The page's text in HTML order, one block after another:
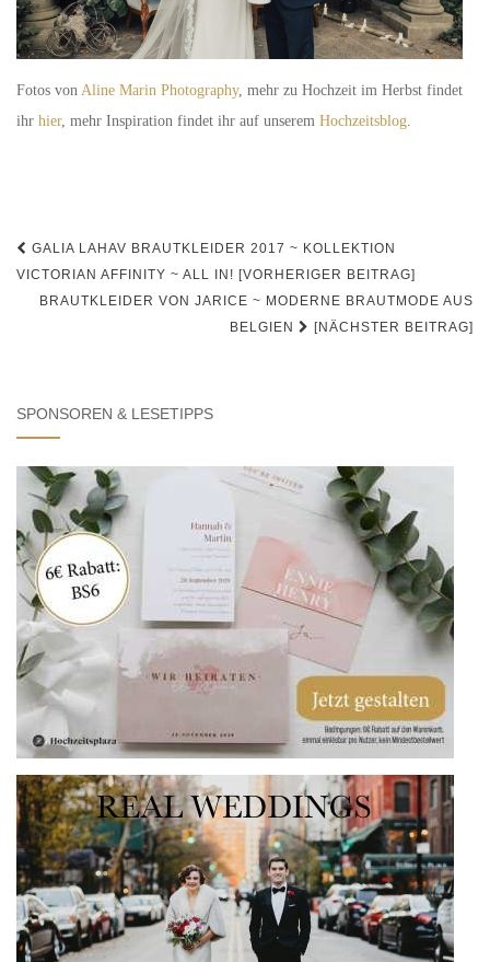
Fotos von Aline Marin Photography, mehr zu Hochzeit im Herbst findet
ihr hier, mehr Inspiration findet ihr auf unserem Hochzeitsblog.
Beitrags-
Navigation
GALIA LAHAV BRAUTKLEIDER 2017 ~ KOLLEKTION
VICTORIAN AFFINITY ~ ALL IN! [VORHERIGER BEITRAG]
BRAUTKLEIDER VON JARICE ~ MODERNE BRAUTMODE AUS
BELGIEN
[NÄCHSTER BEITRAG]
SPONSOREN & LESETIPPS